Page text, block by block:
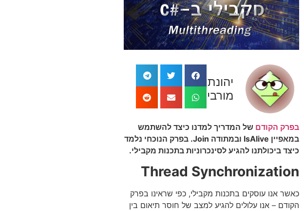
יהונתן
מורביה
בפרק הקודם של המדריך למדנו כיצד להשתמש
במאפיין IsAlive ובמתודה Join. בפרק הנוכחי נלמד
כיצד ביכולתנו להגיע לסינכרוניות בתכנות מקבילי.
Thread Synchronization
כאשר אנו עוסקים בתכנות מקבילי, כפי שראינו בפרק
הקודם – אנו עלולים להגיע למצב של חוסר תיאום בין